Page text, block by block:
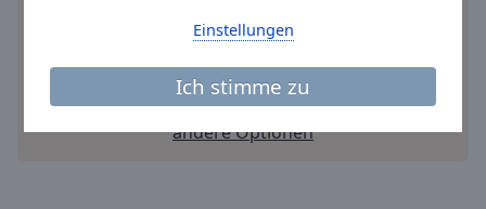
Ich stimme zu
Einstellungen
Family
Reset
wollen.
andere Optionen